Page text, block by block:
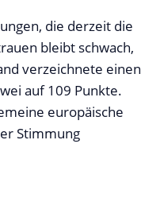
die derzeit die
bleibt schwach,
verzeichnete einen
auf 109 Punkte.
europäische
Stimmung